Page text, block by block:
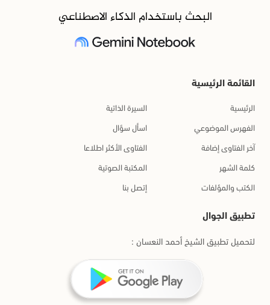
البحث باستخدام الذكاء الاصطناعي
القائمة الرئيسية
الرئيسية
السيرة الذاتية
الفهرس الموضوعي
اسأل سؤال
آخر الفتاوى إضافة
الفتاوى الأكثر اطلاعا
كلمة الشهر
المكتبة الصوتية
الكتب والمؤلفات
إتصل بنا
تطبيق الجوال
لتحميل تطبيق الشيخ أحمد النعسان :